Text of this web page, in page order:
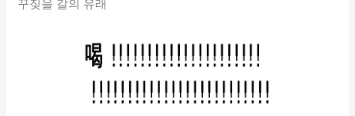
꾸짖을 갈의 유래